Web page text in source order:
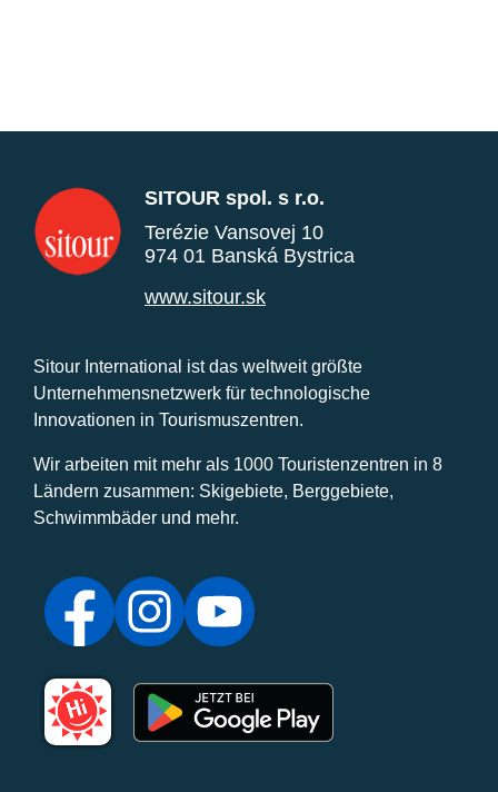
SITOUR spol. s r.o.
Terézie Vansovej 10
974 01 Banská Bystrica
www.sitour.sk
Sitour International ist das weltweit größte
Unternehmensnetzwerk für technologische
Innovationen in Tourismuszentren.
Wir arbeiten mit mehr als 1000 Touristenzentren in 8
Ländern zusammen: Skigebiete, Berggebiete,
Schwimmbäder und mehr.